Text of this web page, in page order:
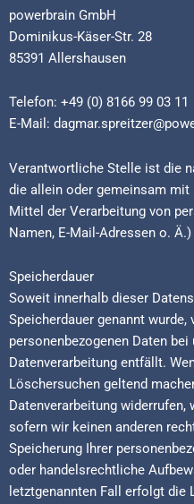
powerbrain GmbH
Dominikus-Käser-Str. 28
85391 Allershausen
Telefon: +49 (0) 8166 99 03 11
E-Mail:
Verantwortliche Stelle ist die
die allein oder gemeinsam mit
Mittel der Verarbeitung von
Namen, E-Mail-Adressen o.
Speicherdauer
Soweit innerhalb dieser
Speicherdauer genannt wurde,
personenbezogenen Daten
Datenverarbeitung entfällt.
Löschersuchen geltend
Datenverarbeitung widerrufen,
sofern wir keinen anderen
Speicherung Ihrer
oder handelsrechtliche
letztgenannten Fall erfolgt